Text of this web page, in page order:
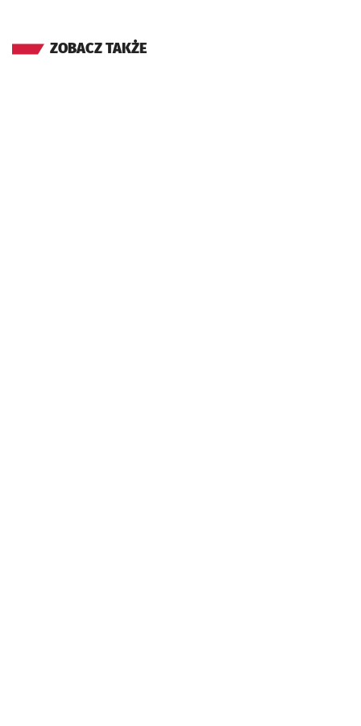
ZOBACZ TAKŻE